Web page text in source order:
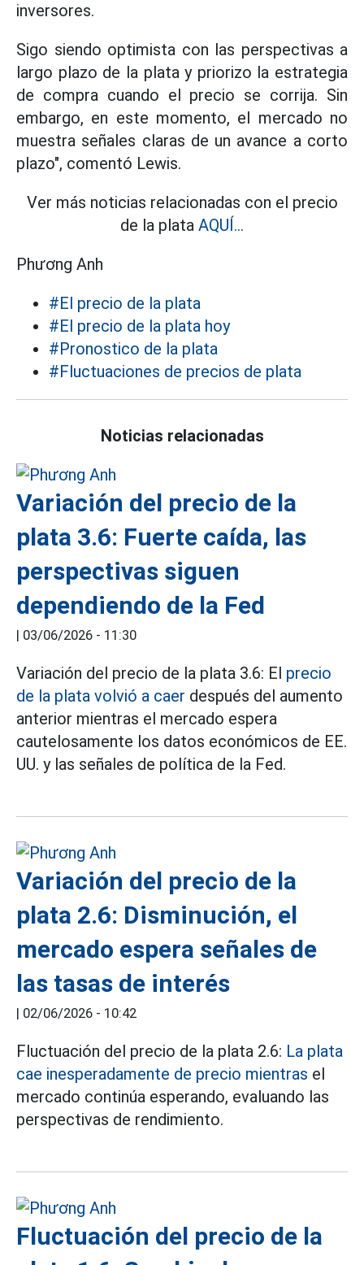
inversores.
Sigo siendo optimista con las perspectivas a
largo plazo de la plata y priorizo la estrategia
de compra cuando el precio se corrija. Sin
embargo, en este momento, el mercado no
muestra señales claras de un avance a corto
plazo", comentó Lewis.
Ver más noticias relacionadas con el precio
de la plata AQUÍ...
Phương Anh
#El precio de la plata
#El precio de la plata hoy
#Pronostico de la plata
#Fluctuaciones de precios de plata
Noticias relacionadas
Variación del precio de la
plata 3.6: Fuerte caída, las
perspectivas siguen
dependiendo de la Fed
| 03/06/2026 - 11:30
Variación del precio de la plata 3.6: El precio
de la plata volvió a caer después del aumento
anterior mientras el mercado espera
cautelosamente los datos económicos de EE.
UU. y las señales de política de la Fed.
Variación del precio de la
plata 2.6: Disminución, el
mercado espera señales de
las tasas de interés
| 02/06/2026 - 10:42
Fluctuación del precio de la plata 2.6: La plata
cae inesperadamente de precio mientras el
mercado continúa esperando, evaluando las
perspectivas de rendimiento.
Fluctuación del precio de la